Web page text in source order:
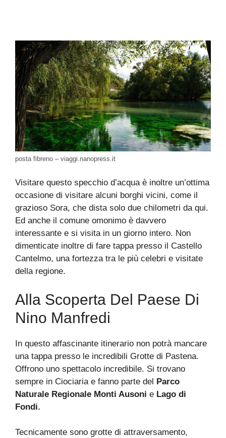
posta fibreno – viaggi.nanopress.it
Visitare questo specchio d’acqua è inoltre un’ottima
occasione di visitare alcuni borghi vicini, come il
grazioso Sora, che dista solo due chilometri da qui.
Ed anche il comune omonimo è davvero
interessante e si visita in un giorno intero. Non
dimenticate inoltre di fare tappa presso il Castello
Cantelmo, una fortezza tra le più celebri e visitate
della regione.
Alla Scoperta Del Paese Di
Nino Manfredi
In questo affascinante itinerario non potrà mancare
una tappa presso le incredibili Grotte di Pastena.
Offrono uno spettacolo incredibile. Si trovano
sempre in Ciociaria e fanno parte del Parco
Naturale Regionale Monti Ausoni e Lago di
Fondi.
Tecnicamente sono grotte di attraversamento,